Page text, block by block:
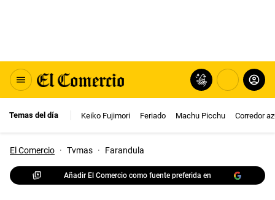
Temas del día Keiko Fujimori Feriado Machu Picchu Corredor
El Comercio · Tvmas · Farandula
Añadir El Comercio como fuente preferida en